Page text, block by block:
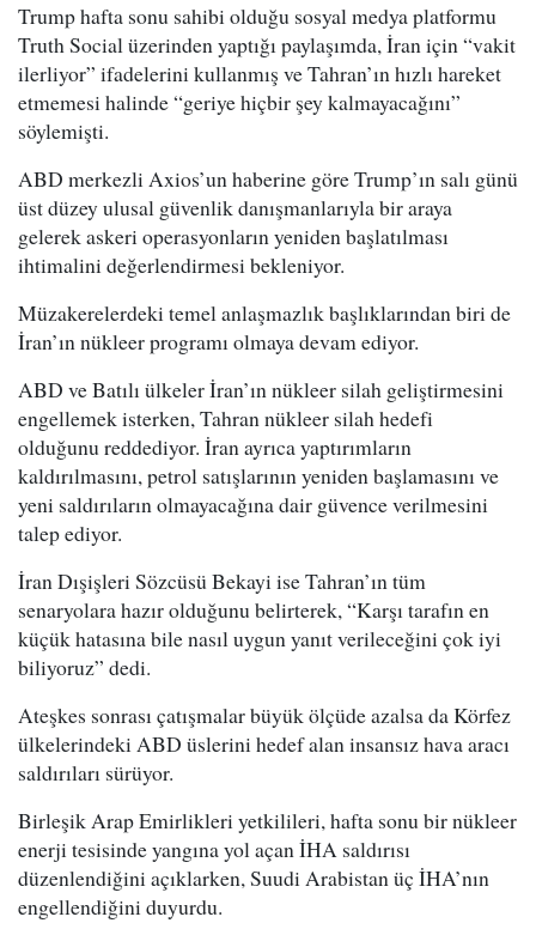
Trump hafta sonu sahibi olduğu sosyal medya platformu
Truth Social üzerinden yaptığı paylaşımda, İran için “vakit
ilerliyor” ifadelerini kullanmış ve Tahran’ın hızlı hareket
etmemesi halinde “geriye hiçbir şey kalmayacağını”
söylemişti.
ABD merkezli Axios’un haberine göre Trump’ın salı günü
üst düzey ulusal güvenlik danışmanlarıyla bir araya
gelerek askeri operasyonların yeniden başlatılması
ihtimalini değerlendirmesi bekleniyor.
Müzakerelerdeki temel anlaşmazlık başlıklarından biri de
İran’ın nükleer programı olmaya devam ediyor.
ABD ve Batılı ülkeler İran’ın nükleer silah geliştirmesini
engellemek isterken, Tahran nükleer silah hedefi
olduğunu reddediyor. İran ayrıca yaptırımların
kaldırılmasını, petrol satışlarının yeniden başlamasını ve
yeni saldırıların olmayacağına dair güvence verilmesini
talep ediyor.
İran Dışişleri Sözcüsü Bekayi ise Tahran’ın tüm
senaryolara hazır olduğunu belirterek, “Karşı tarafın en
küçük hatasına bile nasıl uygun yanıt verileceğini çok iyi
biliyoruz” dedi.
Ateşkes sonrası çatışmalar büyük ölçüde azalsa da Körfez
ülkelerindeki ABD üslerini hedef alan insansız hava aracı
saldırıları sürüyor.
Birleşik Arap Emirlikleri yetkilileri, hafta sonu bir nükleer
enerji tesisinde yangına yol açan İHA saldırısı
düzenlendiğini açıklarken, Suudi Arabistan üç İHA’nın
engellendiğini duyurdu.